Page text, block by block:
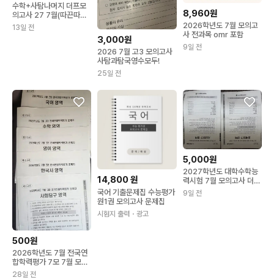
수학+사탐나머지 더프모
의고사 27 7월(따끈따끈
한 오늘꺼 맞습니다)
13일 전
3,000원
2026 7월 고3 모의고사
사탐과탐국영수모두!
25일 전
8,960원
2026학년도 7월 모의고
사 전과목 omr 포함
9일 전
500원
2026학년도 7월 전국연
합학력평가 7모 7월 모의
고사
28일 전
14,800원
국어 기출문제집 수능평가
원1권 모의고사 문제집
시험지 출력 ・광고
5,000원
2027학년도 대학수학능
력시험 7월 모의고사 더
프리미엄, 시대인재 서바
이벌 프로 문제지 탐구
9일 전